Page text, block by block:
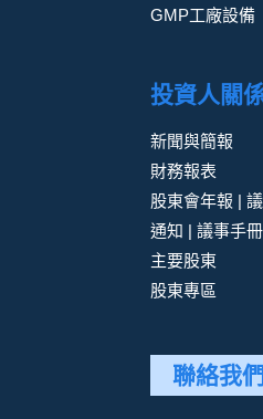
GMP工廠設備
投資人關
新聞與簡報
財務報表
股東會年報 |
通知 | 議事手
主要股東
股東專區
聯絡我們